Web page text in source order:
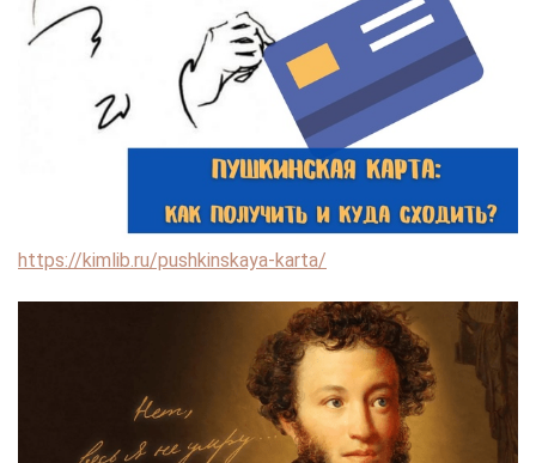
https://kimlib.ru/pushkinskaya-karta/